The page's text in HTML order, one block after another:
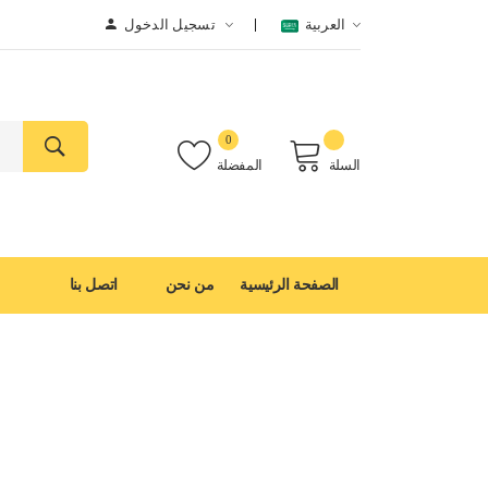
تسجيل الدخول العربية
المفضلة
0
السلة
الصفحة الرئيسية من نحن اتصل بنا